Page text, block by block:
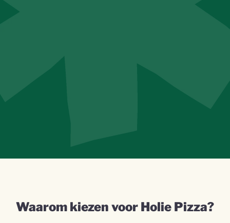
Waarom kiezen voor Holie Pizza?